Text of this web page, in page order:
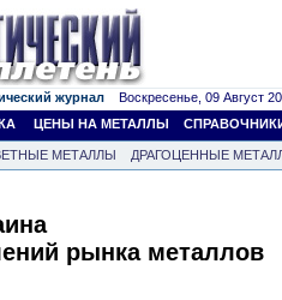
журнал Воскресенье, 09 Август
ЦЕНЫ НА МЕТАЛЛЫ
МЕТАЛЛЫ
ДРАГОЦЕННЫЕ
рынка металлов